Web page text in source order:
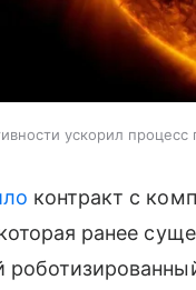
ускорил
контракт с
ранее